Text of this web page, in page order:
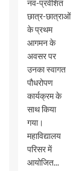
नव-प्रवेशित
छात्र-छात्राओं
के प्रथम
आगमन के
अवसर पर
उनका स्वागत
पौधरोपण
कार्यक्रम के
साथ किया
गया।
महाविद्यालय
परिसर में
आयोजित...